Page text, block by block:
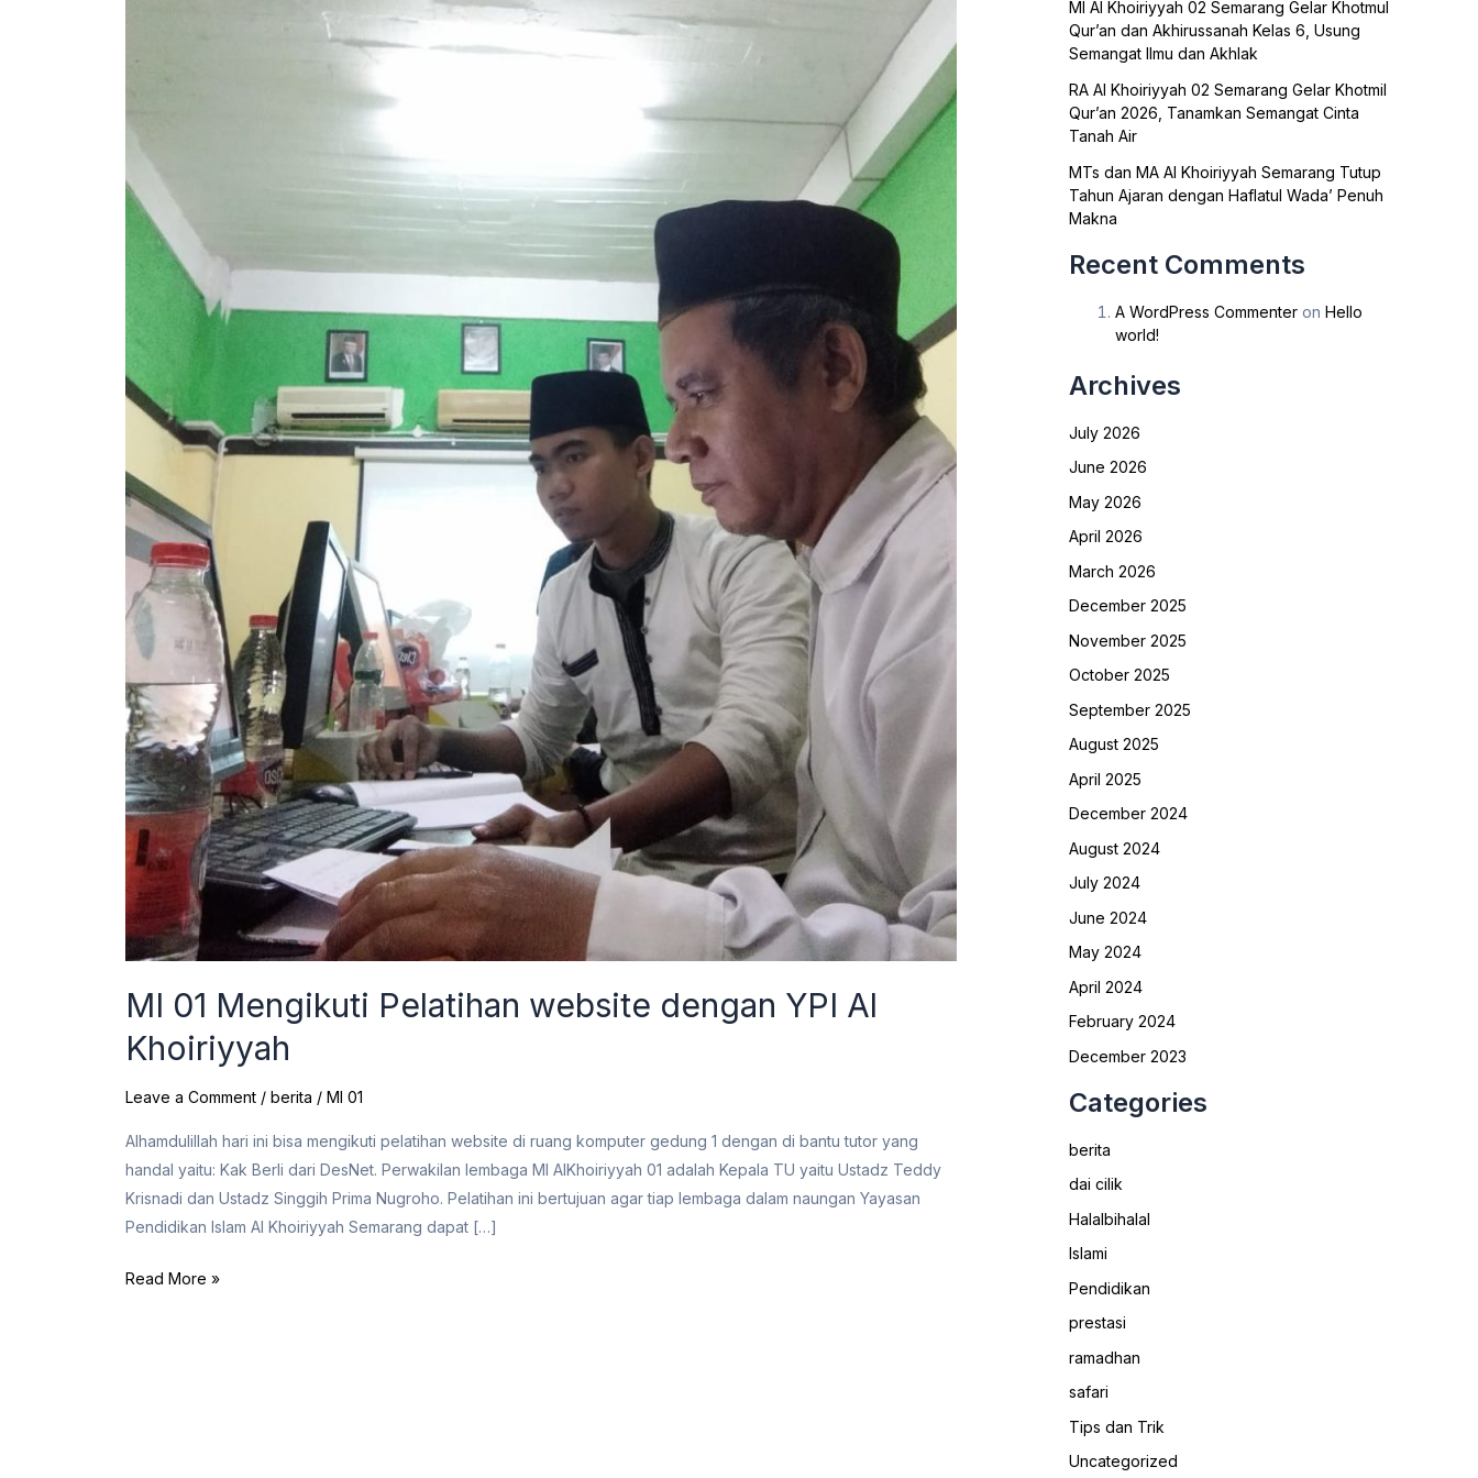
MI 01 Mengikuti Pelatihan website dengan YPI Al
Khoiriyyah
Leave a Comment / berita / MI 01
Alhamdulillah hari ini bisa mengikuti pelatihan website di ruang komputer gedung 1 dengan di bantu tutor yang
handal yaitu: Kak Berli dari DesNet. Perwakilan lembaga MI AlKhoiriyyah 01 adalah Kepala TU yaitu Ustadz Teddy
Krisnadi dan Ustadz Singgih Prima Nugroho. Pelatihan ini bertujuan agar tiap lembaga dalam naungan Yayasan
Pendidikan Islam Al Khoiriyyah Semarang dapat […]
Al
Read More »
MI Al Khoiriyyah 02 Semarang Gelar Khotmul
Qur’an dan Akhirussanah Kelas 6, Usung
Semangat Ilmu dan Akhlak
RA Al Khoiriyyah 02 Semarang Gelar Khotmil
Qur’an 2026, Tanamkan Semangat Cinta
Tanah Air
MTs dan MA Al Khoiriyyah Semarang Tutup
Tahun Ajaran dengan Haflatul Wada’ Penuh
Makna
Recent Comments
A WordPress Commenter on Hello
world!
Archives
July 2026
June 2026
May 2026
April 2026
March 2026
December 2025
November 2025
October 2025
September 2025
August 2025
April 2025
December 2024
August 2024
July 2024
June 2024
May 2024
April 2024
February 2024
December 2023
Categories
berita
dai cilik
Halalbihalal
Islami
Pendidikan
prestasi
ramadhan
safari
Tips dan Trik
Uncategorized